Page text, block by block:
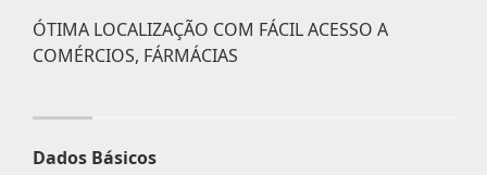
ÓTIMA LOCALIZAÇÃO COM FÁCIL ACESSO A
COMÉRCIOS, FÁRMÁCIAS
Dados Básicos